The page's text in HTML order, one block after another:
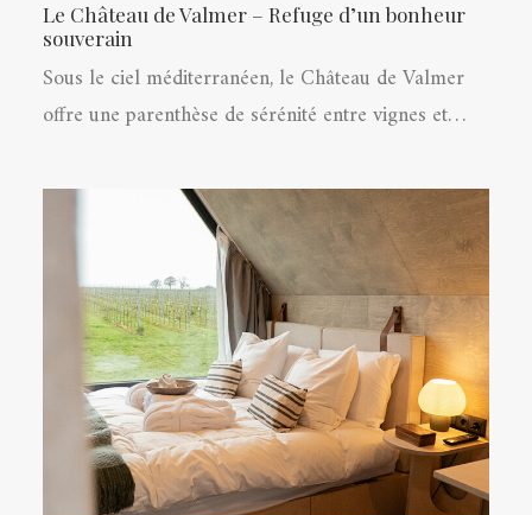
Le Château de Valmer – Refuge d’un bonheur
souverain
Sous le ciel méditerranéen, le Château de Valmer
offre une parenthèse de sérénité entre vignes et…